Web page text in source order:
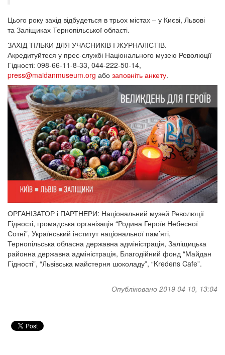
Цього року захід відбудеться в трьох містах – у Києві, Львові
та Заліщиках Тернопільської області.
ЗАХІД ТІЛЬКИ ДЛЯ УЧАСНИКІВ І ЖУРНАЛІСТІВ.
Акредитуйтеся у прес-службі Національного музею Революції
Гідності: 098-66-11-8-33, 044-222-50-14,
press@maidanmuseum.org або заповніть анкету.
ОРГАНІЗАТОР і ПАРТНЕРИ: Національний музей Революції
Гідності, громадська організація “Родина Героїв Небесної
Сотні”, Український інститут національної пам’яті,
Тернопільська обласна державна адміністрація, Заліщицька
районна державна адміністрація, Благодійний фонд “Майдан
Гідності”, “Львівська майстерня шоколаду”, “Kredens Cafe”.
Опубліковано 2019 04 10, 13:04